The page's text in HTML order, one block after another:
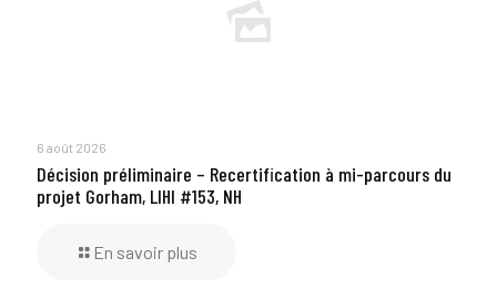
6 août 2026
Décision préliminaire – Recertification à mi-parcours du
projet Gorham, LIHI #153, NH
En savoir plus